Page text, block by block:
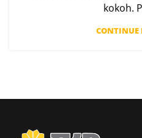
kokoh.
CONTINUE